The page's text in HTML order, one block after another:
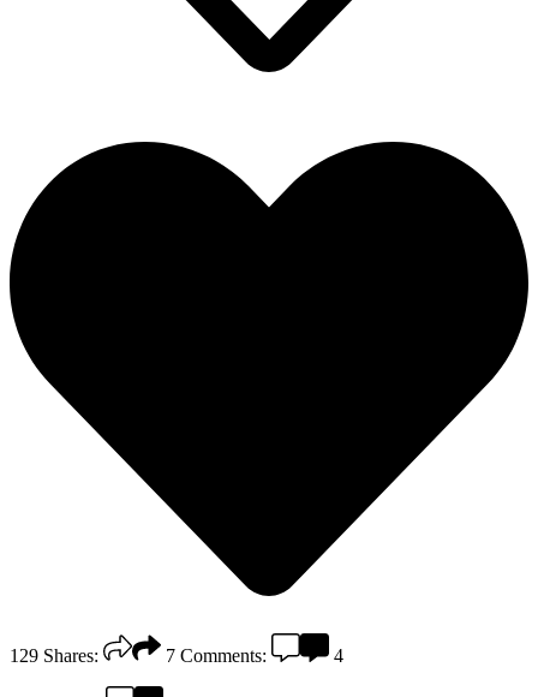
129 Shares: 7 Comments: 4